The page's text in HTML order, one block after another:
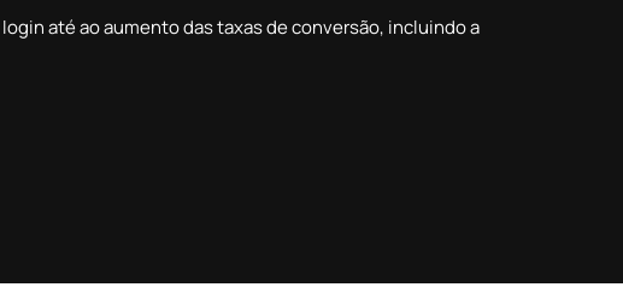
até ao aumento das taxas de conversão, incluindo a